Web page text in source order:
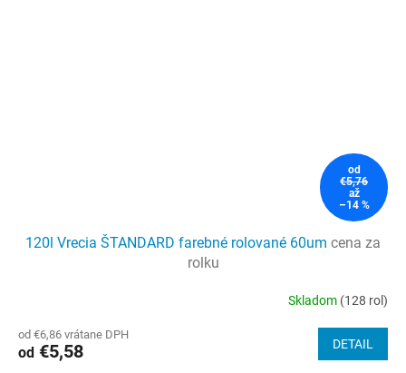
od
€5,76
až
–14 %
120l Vrecia ŠTANDARD farebné rolované 60um cena za
rolku
produktu
je
Skladom (128 rol)
od €6,86 vrátane DPH
od €5,58 DETAIL